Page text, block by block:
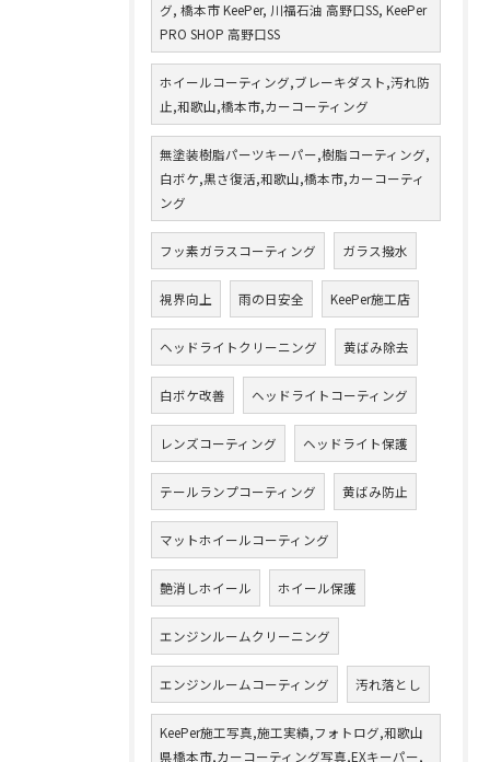
グ, 橋本市 KeePer, 川福石油 高野口SS, KeePer
PRO SHOP 高野口SS
ホイールコーティング,ブレーキダスト,汚れ防
止,和歌山,橋本市,カーコーティング
無塗装樹脂パーツキーパー,樹脂コーティング,
白ボケ,黒さ復活,和歌山,橋本市,カーコーティ
ング
フッ素ガラスコーティング ガラス撥水
視界向上 雨の日安全 KeePer施工店
ヘッドライトクリーニング 黄ばみ除去
白ボケ改善 ヘッドライトコーティング
レンズコーティング ヘッドライト保護
テールランプコーティング 黄ばみ防止
マットホイールコーティング
艶消しホイール ホイール保護
エンジンルームクリーニング
エンジンルームコーティング 汚れ落とし
KeePer施工写真,施工実績,フォトログ,和歌山
県橋本市,カーコーティング写真,EXキーパー,